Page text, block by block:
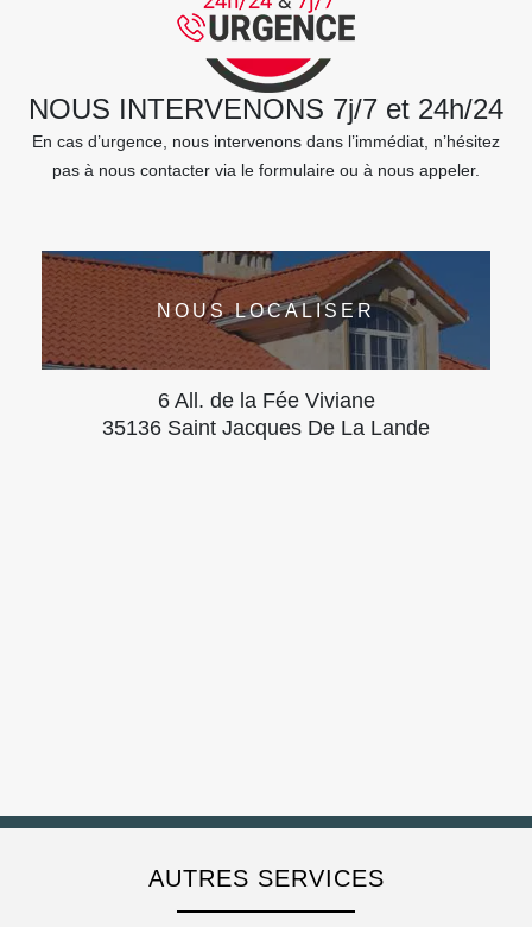
NOUS INTERVENONS 7j/7 et 24h/24
En cas d’urgence, nous intervenons dans l’immédiat, n’hésitez
pas à nous contacter via le formulaire ou à nous appeler.
NOUS LOCALISER
6 All. de la Fée Viviane
35136 Saint Jacques De La Lande
AUTRES SERVICES